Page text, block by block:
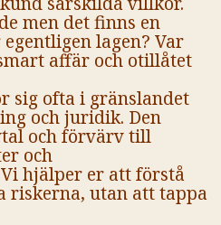
men det finns en
lagen? Var
affär och otillåtet
sig ofta i gränslandet
och juridik. Den
och förvärv till
och
hjälper er att förstå
riskerna, utan att tappa